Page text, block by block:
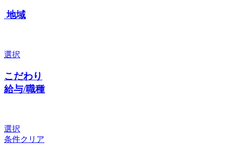
地域
選択
こだわり
給与/職種
選択
条件クリア